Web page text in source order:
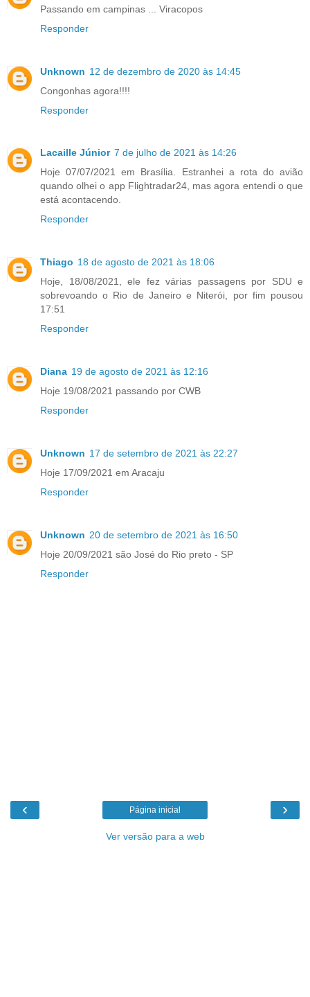
Passando em campinas ... Viracopos
Responder
Unknown 12 de dezembro de 2020 às 14:45
Congonhas agora!!!!
Responder
Lacaille Júnior 7 de julho de 2021 às 14:26
Hoje 07/07/2021 em Brasília. Estranhei a rota do avião
quando olhei o app Flightradar24, mas agora entendi o que
está acontacendo.
Responder
Thiago 18 de agosto de 2021 às 18:06
Hoje, 18/08/2021, ele fez várias passagens por SDU e
sobrevoando o Rio de Janeiro e Niterói, por fim pousou
17:51
Responder
Diana 19 de agosto de 2021 às 12:16
Hoje 19/08/2021 passando por CWB
Responder
Unknown 17 de setembro de 2021 às 22:27
Hoje 17/09/2021 em Aracaju
Responder
Unknown 20 de setembro de 2021 às 16:50
Hoje 20/09/2021 são José do Rio preto - SP
Responder
‹ ›
Página inicial
Ver versão para a web